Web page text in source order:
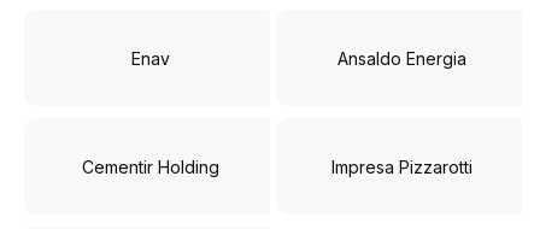
Enav Ansaldo Energia
Cementir Holding Impresa Pizzarotti